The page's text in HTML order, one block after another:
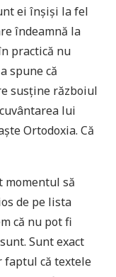
ei înșiși la fel
îndeamnă la
practică nu
spune că
susține războiul
lui
Ortodoxia. Că
momentul să
de pe lista
că nu pot fi
Sunt exact
faptul că textele